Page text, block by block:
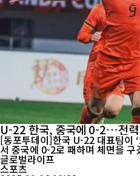
U-22 한국, 중국에 0-2…전력
[동포투데이]한국 U-22 대표팀이
서 중국에 0-2로 패하며 체면을
로도 고전했던 중국이 주축 선수들
여준 반면, 한국은 경기 내내 주도
글로벌라이프
스포츠